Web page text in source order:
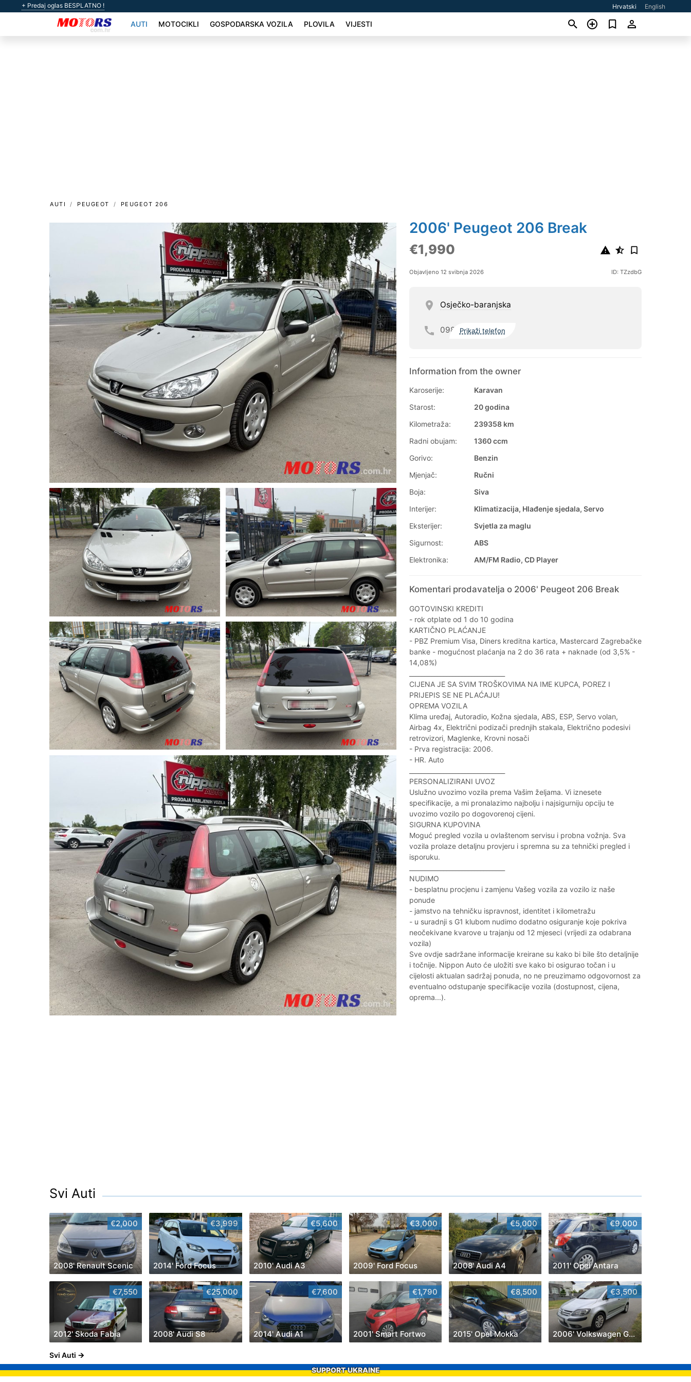
+ Predaj oglas BESPLATNO ! Hrvatski English
AUTI MOTOCIKLI GOSPODARSKA VOZILA PLOVILA VIJESTI
AUTI PEUGEOT PEUGEOT 206
2006' Peugeot 206 Break
€1,990
Objavljeno 12 svibnja 2026 ID: TZzdbG
Osječko-baranjska
098 Prikaži telefon
Information from the owner
Karoserije:
Karavan
Starost:
20 godina
Kilometraža:
239358 km
Radni obujam:
1360 ccm
Gorivo:
Benzin
Mjenjač:
Ručni
Boja:
Siva
Interijer:
Klimatizacija, Hlađenje sjedala, Servo
Eksterijer:
Svjetla za maglu
Sigurnost:
ABS
Elektronika:
AM/FM Radio, CD Player
Komentari prodavatelja o 2006' Peugeot 206 Break
GOTOVINSKI KREDITI
- rok otplate od 1 do 10 godina
KARTIČNO PLAĆANJE
- PBZ Premium Visa, Diners kreditna kartica, Mastercard Zagrebačke
banke - mogućnost plaćanja na 2 do 36 rata + naknade (od 3,5% -
14,08%)
CIJENA JE SA SVIM TROŠKOVIMA NA IME KUPCA, POREZ I
PRIJEPIS SE NE PLAĆAJU!
OPREMA VOZILA
Klima uređaj, Autoradio, Kožna sjedala, ABS, ESP, Servo volan,
Airbag 4x, Električni podizači prednjih stakala, Električno podesivi
retrovizori, Maglenke, Krovni nosači
- Prva registracija: 2006.
- HR. Auto
PERSONALIZIRANI UVOZ
Uslužno uvozimo vozila prema Vašim željama. Vi iznesete
specifikacije, a mi pronalazimo najbolju i najsigurniju opciju te
uvozimo vozilo po dogovorenoj cijeni.
SIGURNA KUPOVINA
Moguć pregled vozila u ovlaštenom servisu i probna vožnja. Sva
vozila prolaze detaljnu provjeru i spremna su za tehnički pregled i
isporuku.
NUDIMO
- besplatnu procjenu i zamjenu Vašeg vozila za vozilo iz naše
ponude
- jamstvo na tehničku ispravnost, identitet i kilometražu
- u suradnji s G1 klubom nudimo dodatno osiguranje koje pokriva
neočekivane kvarove u trajanju od 12 mjeseci (vrijedi za odabrana
vozila)
Sve ovdje sadržane informacije kreirane su kako bi bile što detaljnije
i točnije. Nippon Auto će uložiti sve kako bi osigurao točan i u
cijelosti aktualan sadržaj ponuda, no ne preuzimamo odgovornost za
eventualno odstupanje specifikacije vozila (dostupnost, cijena,
oprema...).
Svi Auti
€2,000
2008' Renault Scenic
€3,999
2014' Ford Focus
€5,600
2010' Audi A3
€3,000
2009' Ford Focus
€5,000
2008' Audi A4
€9,000
2011' Opel Antara
€7,550
2012' Skoda Fabia
€25,000
2008' Audi S8
€7,600
2014' Audi A1
€1,790
2001' Smart Fortwo
€8,500
2015' Opel Mokka
€3,500
2006' Volkswagen Golf Plus
Svi Auti
SUPPORT UKRAINE